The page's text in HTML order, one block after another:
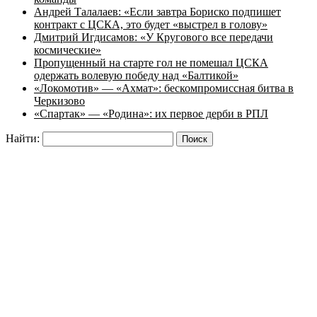
Андрей Талалаев: «Если завтра Бориско подпишет
контракт с ЦСКА, это будет «выстрел в голову»
Дмитрий Игдисамов: «У Кругового все передачи
космические»
Пропущенный на старте гол не помешал ЦСКА
одержать волевую победу над «Балтикой»
«Локомотив» — «Ахмат»: бескомпромиссная битва в
Черкизово
«Спартак» — «Родина»: их первое дерби в РПЛ
Найти: